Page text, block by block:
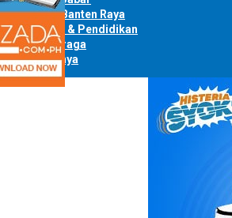
Info Banten Raya
Opini & Pendidikan
Olahraga
Lainnya